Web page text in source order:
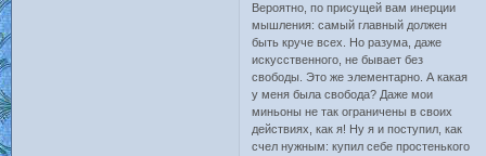
Вероятно, по присущей вам инерции
мышления: самый главный должен
быть круче всех. Но разума, даже
искусственного, не бывает без
свободы. Это же элементарно. А какая
у меня была свобода? Даже мои
миньоны не так ограничены в своих
действиях, как я! Ну я и поступил, как
счел нужным: купил себе простенького